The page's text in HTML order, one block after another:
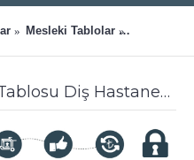
Mesleki Tablolar
Ağız ve Diş Sağlığı Diş Tablosu Diş Hastanesi Dekorasyon İstanbul Galata Kulesi dsc507